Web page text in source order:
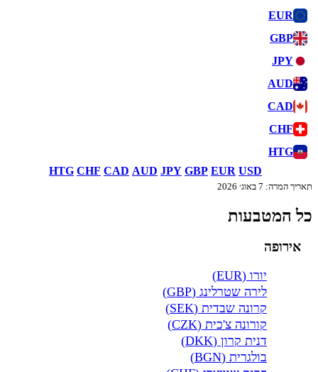
EUR
GBP
JPY
AUD
CAD
CHF
HTG
USD
EUR
GBP
JPY
AUD
CAD
CHF
HTG
תאריך המרה: 7 באוג׳ 2026
כל המטבעות
אירופה
יורו (EUR)
לירה שטרלינג (GBP)
קרונה שבדית (SEK)
קורונה צ'כית (CZK)
דנית קרון (DKK)
בולגרית (BGN)